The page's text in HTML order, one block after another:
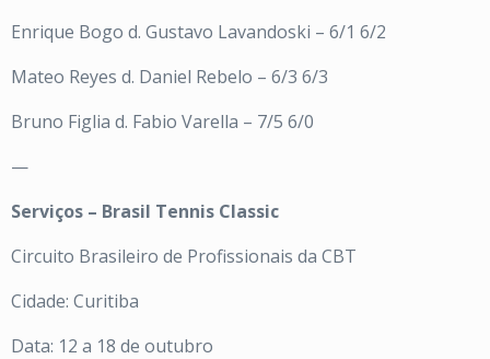
Enrique Bogo d. Gustavo Lavandoski – 6/1 6/2
Mateo Reyes d. Daniel Rebelo – 6/3 6/3
Bruno Figlia d. Fabio Varella – 7/5 6/0
—
Serviços – Brasil Tennis Classic
Circuito Brasileiro de Profissionais da CBT
Cidade: Curitiba
Data: 12 a 18 de outubro